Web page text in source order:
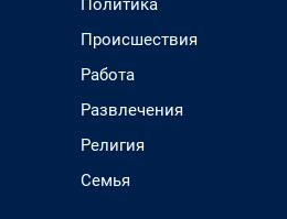
Политика
Происшествия
Работа
Развлечения
Религия
Семья